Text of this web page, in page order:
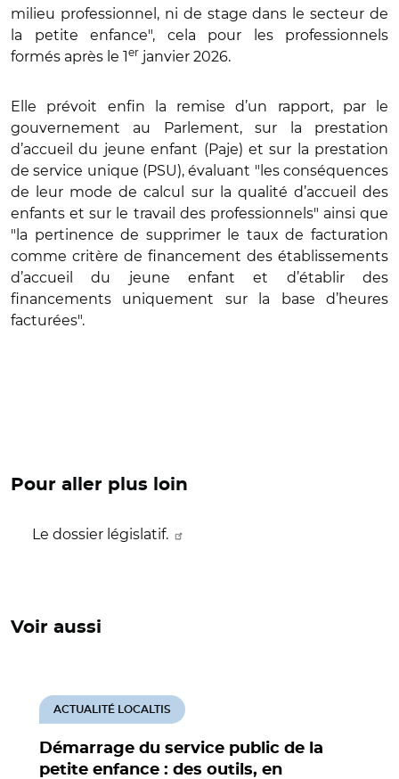
milieu professionnel, ni de stage dans le secteur de
la petite enfance", cela pour les professionnels
formés après le 1er janvier 2026.
Elle prévoit enfin la remise d’un rapport, par le
gouvernement au Parlement, sur la prestation
d’accueil du jeune enfant (Paje) et sur la prestation
de service unique (PSU), évaluant "les conséquences
de leur mode de calcul sur la qualité d’accueil des
enfants et sur le travail des professionnels" ainsi que
"la pertinence de supprimer le taux de facturation
comme critère de financement des établissements
d’accueil du jeune enfant et d’établir des
financements uniquement sur la base d’heures
facturées".
Pour aller plus loin
Le dossier législatif.
Voir aussi
Démarrage du service public de la
petite enfance : des outils, en
ACTUALITÉ LOCALTIS